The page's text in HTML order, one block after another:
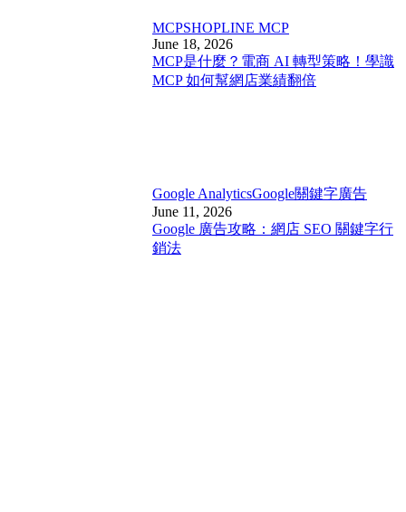
MCPSHOPLINE MCP
June 18, 2026
MCP是什麼？電商 AI 轉型策略！學識
MCP 如何幫網店業績翻倍
Google AnalyticsGoogle關鍵字廣告
June 11, 2026
Google 廣告攻略：網店 SEO 關鍵字行
銷法